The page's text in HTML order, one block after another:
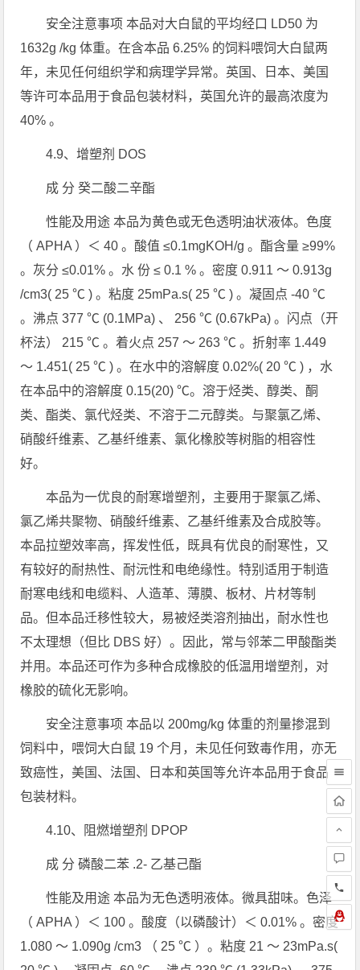
安全注意事项 本品对大白鼠的平均经口 LD50 为
1632g /kg 体重。在含本品 6.25% 的饲料喂饲大白鼠两
年，未见任何组织学和病理学异常。英国、日本、美国
等许可本品用于食品包装材料，英国允许的最高浓度为
40% 。
4.9、增塑剂 DOS
成 分 癸二酸二辛酯
性能及用途 本品为黄色或无色透明油状液体。色度
（ APHA ）＜ 40 。酸值 ≤0.1mgKOH/g 。酯含量 ≥99%
。灰分 ≤0.01% 。水 份 ≤ 0.1 % 。密度 0.911 ～ 0.913g
/cm3( 25 ℃ ) 。粘度 25mPa.s( 25 ℃ ) 。凝固点 -40 ℃
。沸点 377 ℃ (0.1MPa) 、 256 ℃ (0.67kPa) 。闪点（开
杯法） 215 ℃ 。着火点 257 ～ 263 ℃ 。折射率 1.449
～ 1.451( 25 ℃ ) 。在水中的溶解度 0.02%( 20 ℃ ) ，水
在本品中的溶解度 0.15(20) ℃。溶于烃类、醇类、酮
类、酯类、氯代烃类、不溶于二元醇类。与聚氯乙烯、
硝酸纤维素、乙基纤维素、氯化橡胶等树脂的相容性
好。
本品为一优良的耐寒增塑剂，主要用于聚氯乙烯、
氯乙烯共聚物、硝酸纤维素、乙基纤维素及合成胶等。
本品拉塑效率高，挥发性低，既具有优良的耐寒性，又
有较好的耐热性、耐沅性和电绝缘性。特别适用于制造
耐寒电线和电缆料、人造革、薄膜、板材、片材等制
品。但本品迁移性较大，易被烃类溶剂抽出，耐水性也
不太理想（但比 DBS 好）。因此，常与邻苯二甲酸酯类
并用。本品还可作为多种合成橡胶的低温用增塑剂，对
橡胶的硫化无影响。
安全注意事项 本品以 200mg/kg 体重的剂量掺混到
饲料中，喂饲大白鼠 19 个月，未见任何致毒作用，亦无
致癌性，美国、法国、日本和英国等允许本品用于食品
包装材料。
4.10、阻燃增塑剂 DPOP
成 分 磷酸二苯 .2- 乙基己酯
性能及用途 本品为无色透明液体。微具甜味。色泽
（ APHA ）＜ 100 。酸度（以磷酸计）＜ 0.01% 。密度
1.080 ～ 1.090g /cm3 （ 25 ℃ ）。粘度 21 ～ 23mPa.s(